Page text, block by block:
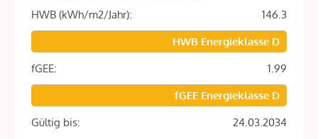
lichtdurchflutete Wohnsalon mit stilvollen
Kastenfenstern verfügt über eine voll ausgestattete
Badewanne und einer Walk-in Dusche ausgestattet.
HWB (kWh/m2/Jahr):
146.3
HWB Energieklasse D
fGEE:
1.99
fGEE Energieklasse D
Gültig bis:
24.03.2034